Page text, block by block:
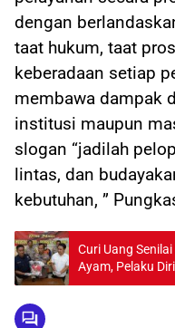
dengan
taat hukum, taat
keberadaan setiap
membawa dampak
institusi maupun
slogan “jadilah
lintas, dan
kebutuhan, ”
Curi Uang
Ayam, Pelaku